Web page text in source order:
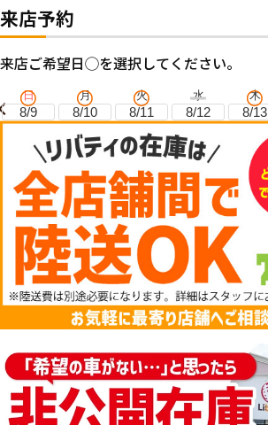
来店予約
来店ご希望日◯を選択してください。
日
8/9
月
8/10
火
8/11
水
8/12
木
8/13